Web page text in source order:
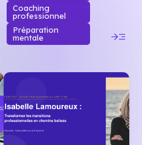
Coaching
professionnel
Préparation
mentale
read_more